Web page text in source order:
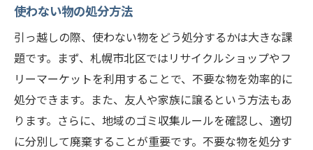
使わない物の処分方法
引っ越しの際、使わない物をどう処分するかは大きな課
題です。まず、札幌市北区ではリサイクルショップやフ
リーマーケットを利用することで、不要な物を効率的に
処分できます。また、友人や家族に譲るという方法もあ
ります。さらに、地域のゴミ収集ルールを確認し、適切
に分別して廃棄することが重要です。不要な物を処分す